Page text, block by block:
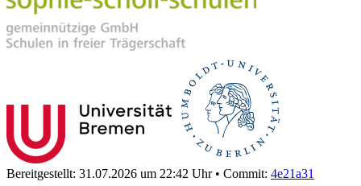
Bereitgestellt: 31.07.2026 um 22:42 Uhr • Commit: 4e21a31